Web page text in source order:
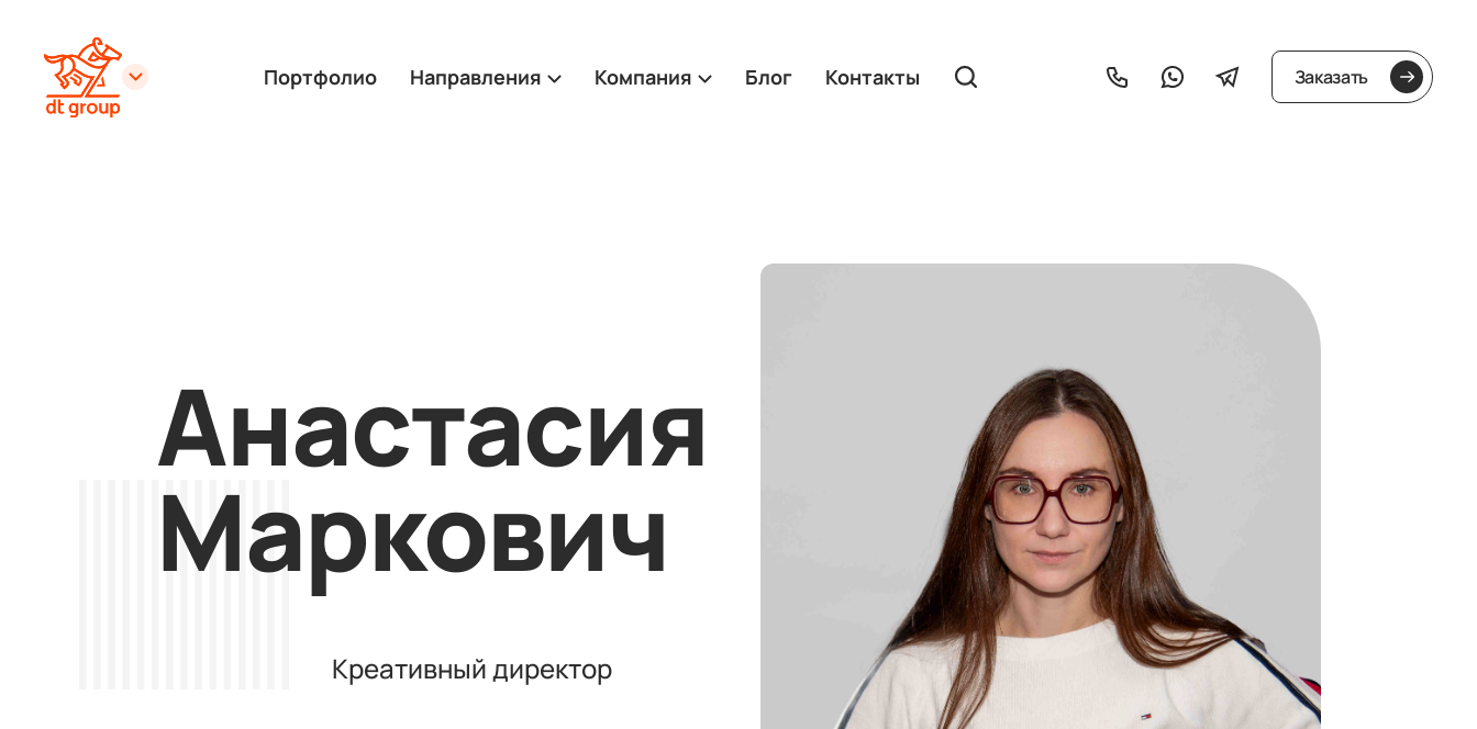
Портфолио Направления Компания Блог Контакты Заказать
Анастасия
Маркович
Креативный директор